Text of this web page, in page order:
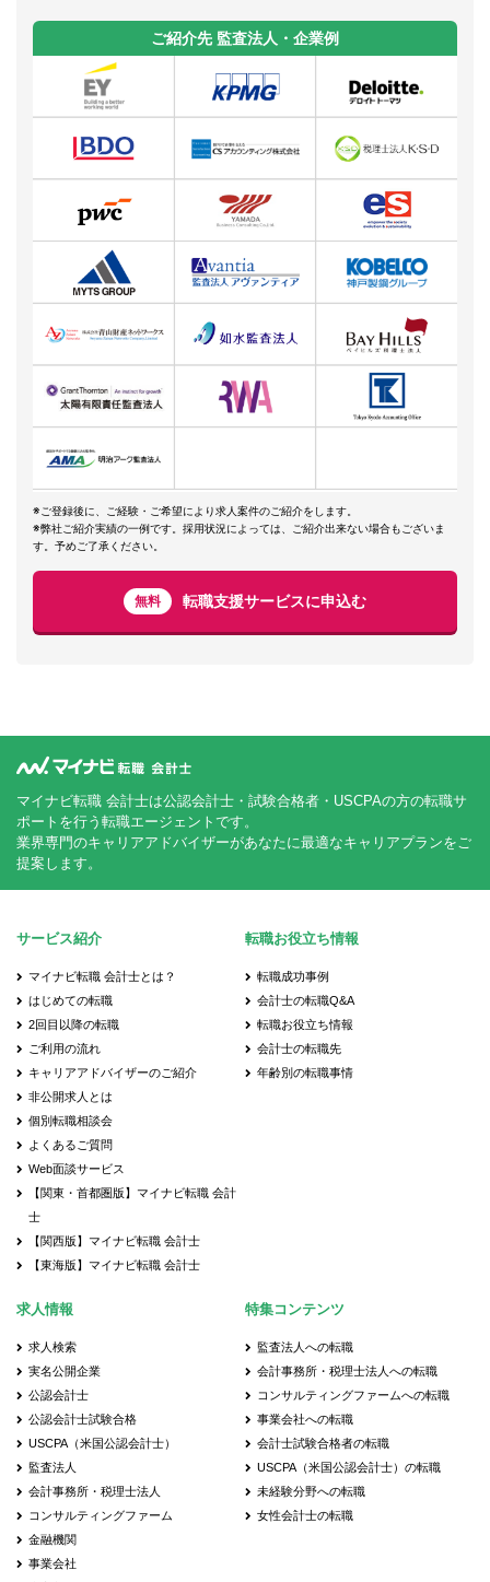
ご紹介先 監査法人・企業例
※ご登録後に、ご経験・ご希望により求人案件のご紹介をします。
※弊社ご紹介実績の一例です。採用状況によっては、ご紹介出来ない場合もございま
す。予めご了承ください。
無料 転職支援サービスに申込む
マイナビ転職 会計士は公認会計士・試験合格者・USCPAの方の転職サ
ポートを行う転職エージェントです。
業界専門のキャリアアドバイザーがあなたに最適なキャリアプランをご
提案します。
サービス紹介
マイナビ転職 会計士とは？
はじめての転職
2回目以降の転職
ご利用の流れ
キャリアアドバイザーのご紹介
非公開求人とは
個別転職相談会
よくあるご質問
Web面談サービス
【関東・首都圏版】マイナビ転職 会計
士
【関西版】マイナビ転職 会計士
【東海版】マイナビ転職 会計士
転職お役立ち情報
転職成功事例
会計士の転職Q&A
転職お役立ち情報
会計士の転職先
年齢別の転職事情
求人情報
求人検索
実名公開企業
公認会計士
公認会計士試験合格
USCPA（米国公認会計士）
監査法人
会計事務所・税理士法人
コンサルティングファーム
金融機関
事業会社
特集コンテンツ
監査法人への転職
会計事務所・税理士法人への転職
コンサルティングファームへの転職
事業会社への転職
会計士試験合格者の転職
USCPA（米国公認会計士）の転職
未経験分野への転職
女性会計士の転職